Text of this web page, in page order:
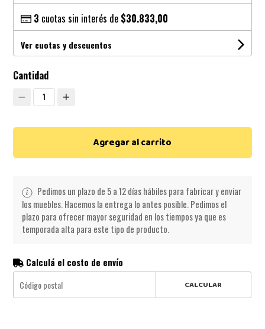
3 cuotas sin interés de $30.833,00
Ver cuotas y descuentos
Cantidad
1
Agregar al carrito
Pedimos un plazo de 5 a 12 días hábiles para fabricar y enviar
los muebles. Hacemos la entrega lo antes posible. Pedimos el
plazo para ofrecer mayor seguridad en los tiempos ya que es
temporada alta para este tipo de producto.
Calculá el costo de envío
CALCULAR